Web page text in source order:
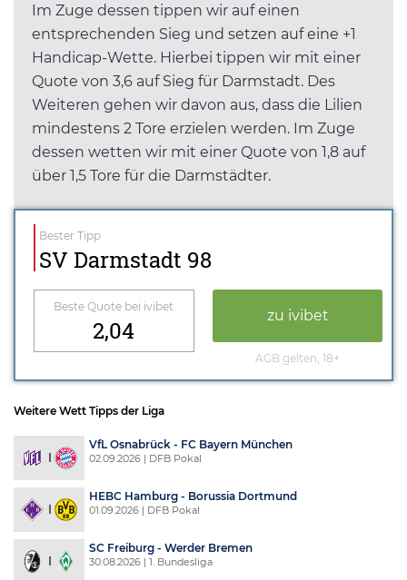
Im Zuge dessen tippen wir auf einen
entsprechenden Sieg und setzen auf eine +1
Handicap-Wette. Hierbei tippen wir mit einer
Quote von 3,6 auf Sieg für Darmstadt. Des
Weiteren gehen wir davon aus, dass die Lilien
mindestens 2 Tore erzielen werden. Im Zuge
dessen wetten wir mit einer Quote von 1,8 auf
über 1,5 Tore für die Darmstädter.
Bester Tipp
SV Darmstadt 98
Beste Quote bei ivibet
2,04
zu ivibet
AGB gelten, 18+
Weitere Wett Tipps der Liga
VfL Osnabrück - FC Bayern München
02.09.2026 | DFB Pokal
HEBC Hamburg - Borussia Dortmund
01.09.2026 | DFB Pokal
SC Freiburg - Werder Bremen
30.08.2026 | 1. Bundesliga